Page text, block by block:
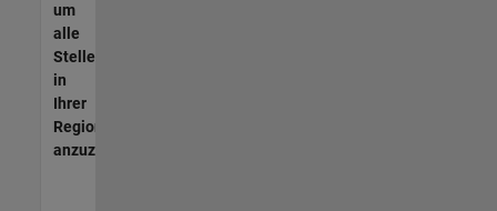
um
alle
Stellenangebote
in
Ihrer
Region
anzuzeigen.